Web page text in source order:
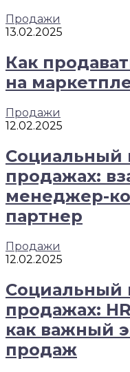
Продажи
13.02.2025
Как
на
Продажи
12.02.2025
Социальный
продажах:
менеджер-
партнер
Продажи
12.02.2025
Социальный
продажах:
как важный
продаж